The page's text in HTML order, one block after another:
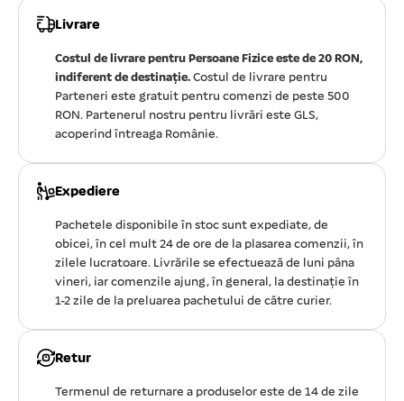
Livrare
Costul de livrare pentru Persoane Fizice este de 20 RON,
indiferent de destinație. Costul de livrare pentru
Parteneri este gratuit pentru comenzi de peste 500
RON. Partenerul nostru pentru livrări este GLS,
acoperind întreaga Românie.
Expediere
Pachetele disponibile în stoc sunt expediate, de
obicei, în cel mult 24 de ore de la plasarea comenzii, în
zilele lucratoare. Livrările se efectuează de luni pâna
vineri, iar comenzile ajung, în general, la destinație în
1-2 zile de la preluarea pachetului de către curier.
Retur
Termenul de returnare a produselor este de 14 de zile